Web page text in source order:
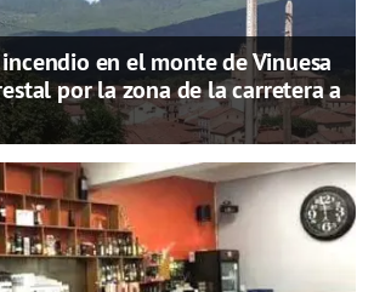
en el monte de Vinuesa
por la zona de la carretera a